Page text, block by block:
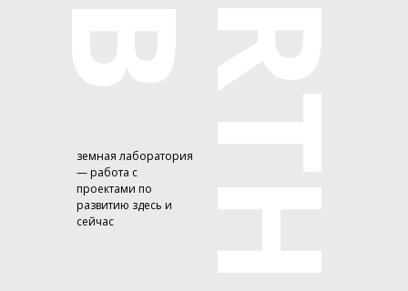
земная лаборатория
— работа с
проектами по
развитию здесь и
сейчас